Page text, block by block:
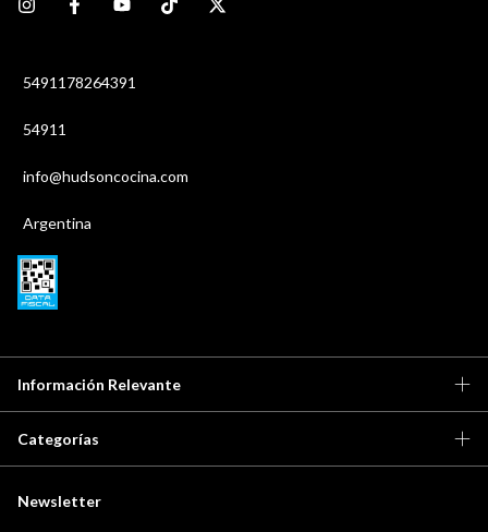
5491178264391
54911
info@hudsoncocina.com
Argentina
Información Relevante
Categorías
Newsletter